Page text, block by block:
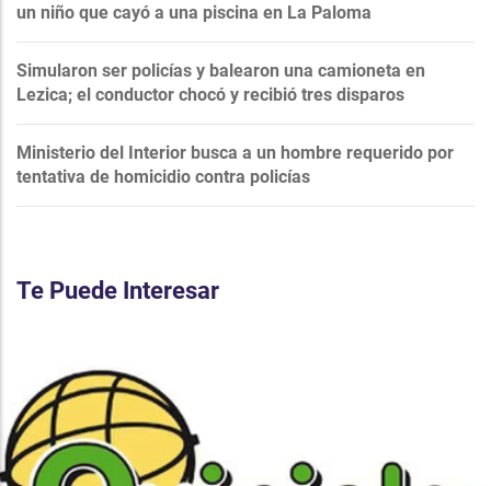
un niño que cayó a una piscina en La Paloma
Simularon ser policías y balearon una camioneta en
Lezica; el conductor chocó y recibió tres disparos
Ministerio del Interior busca a un hombre requerido por
tentativa de homicidio contra policías
Te Puede Interesar